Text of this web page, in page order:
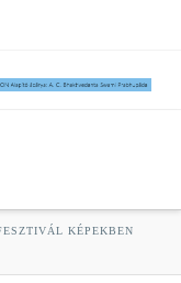
KÉPEKBEN